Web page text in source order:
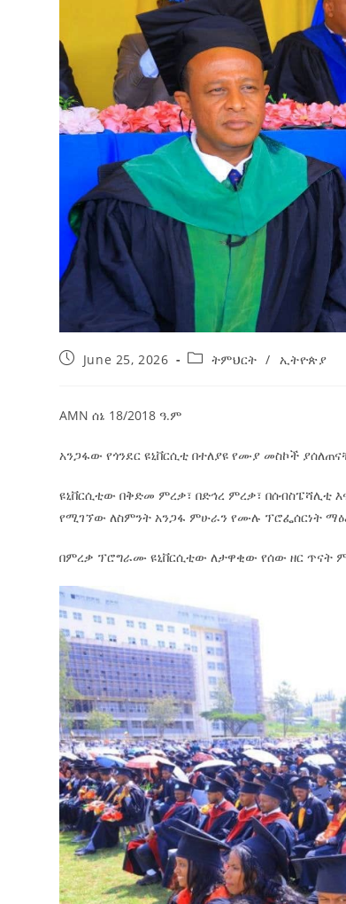
ብልፅግና ፓርቲ የምርጫ ውክልናውን ወደ
ተጨባጭ የልማት ስኬቶች ለመቀየር እየሰራ
August 7, 2026
2ኛው የአዲስ ሚዲያ ኔትዎርክ
ሠራተኞች ስፖርት ፌስቲቫል
አሸናፊነት ተጠናቀቀ
August 1, 2026
June 25, 2026 ትምህርት / ኢትዮጵያ
AMN ሰኔ 18/2018 ዓ.ም
አንጋፋው የጎንደር ዩኒቨርሲቲ በተለያዩ የሙያ መስኮች
ዩኒቨርሲቲው በቅድመ ምረቃ፣ በድኅረ ምረቃ፣ በሰብስፔሻሊቲ
የሚገኘው ለስምንት አንጋፋ ምሁራን የሙሉ ፕሮፌሰርነት
በምረቃ ፕሮግራሙ ዩኒቨርሲቲው ለታዋቂው የሰው ዘር ጥናት